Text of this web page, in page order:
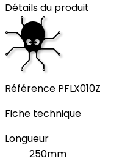
Détails du produit
Référence PFLX010Z
Fiche technique
Longueur
250mm